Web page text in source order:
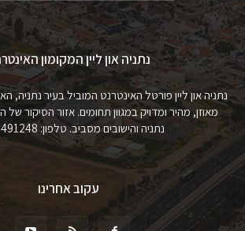
נתניה און ליין המקומון
נתניה און ליין פורטל האינטרנט המוביל בעיר
מאוזן, מהיר ומדויק במגוון תחומים. אזור הסיקור
נתניה והישובים מסביב. טלפון: 050-8491248
עקוב אחרינו